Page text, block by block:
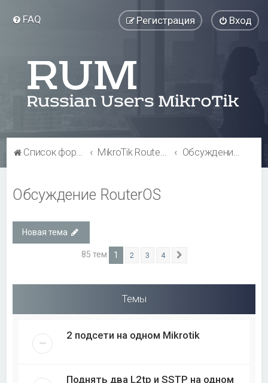
FAQ Вход
Регистрация
Список форумов MikroTik RouterOS Обсуждение RouterOS
Обсуждение RouterOS
Новая тема
85 тем 1 2 3 4
Темы
2 подсети на одном Mikrotik
Поднять два L2tp и SSTP на одном